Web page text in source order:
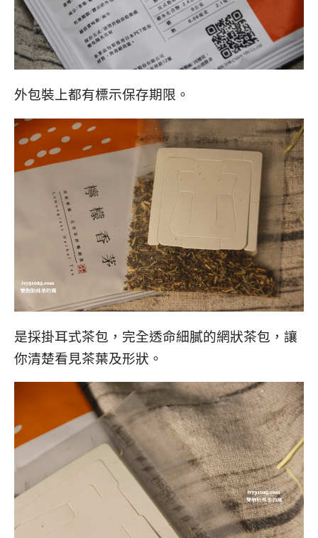
外包裝上都有標示保存期限。
是採掛耳式茶包，完全透命細膩的網狀茶包，讓
你清楚看見茶葉及形狀。